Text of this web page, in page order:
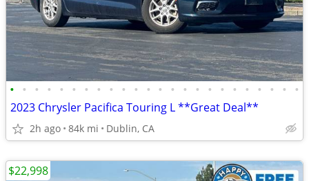
• • • • • • • • • • • • • • • • • • • • • • • •
2023 Chrysler Pacifica Touring L **Great Deal**
2h ago 84k mi Dublin, CA
$22,998